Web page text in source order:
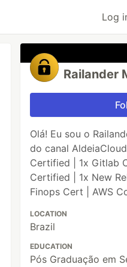
Log
Railander
Olá! Eu sou o
do canal
Certified | 1x Gitlab
Certified | 1x New
Finops Cert | AWS
LOCATION
Brazil
EDUCATION
Pós Graduação em